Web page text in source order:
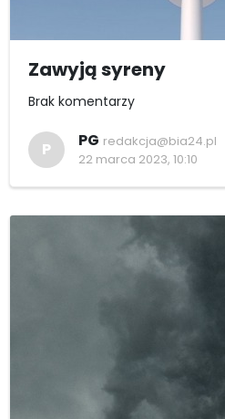
Zawyją syreny
Brak komentarzy
P PG redakcja@bia24.pl
22 marca 2023, 10:10